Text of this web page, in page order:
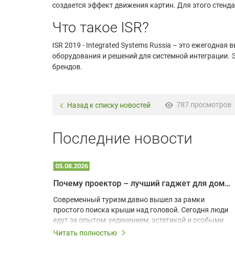
создается эффект движения картин. Для этого
Что такое ISR?
ISR 2019 - Integrated Systems Russia – это
оборудования и решений для системной
брендов.
Назад к списку новостей 787 просмотров
Последние новости
05.08.2026
Почему проектор – лучший гаджет для домика в глэмпинге
Современный туризм давно вышел за рамки
простого поиска крыши над головой. Сегодня люди
едут за опытом: уединением, эстетикой и особыми
ощущениями. Владельцы A-frame домов,
Читать полностью